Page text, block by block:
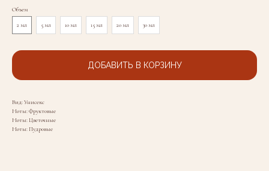
Объем
2 мл 5 мл 10 мл 15 мл 20 мл 30 мл
ДОБАВИТЬ В КОРЗИНУ
Вид: Унисекс
Ноты: Фруктовые
Ноты: Цветочные
Ноты: Пудровые